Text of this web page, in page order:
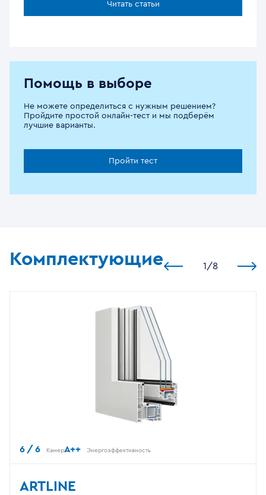
Читать статьи
Помощь в выборе
Не можете определиться с нужным решением?
Пройдите простой онлайн-тест и мы подберём
лучшие варианты.
Пройти тест
Комплектующие 1 /8
6 / 6 КамерA++ Энергоэффективность
ARTLINE